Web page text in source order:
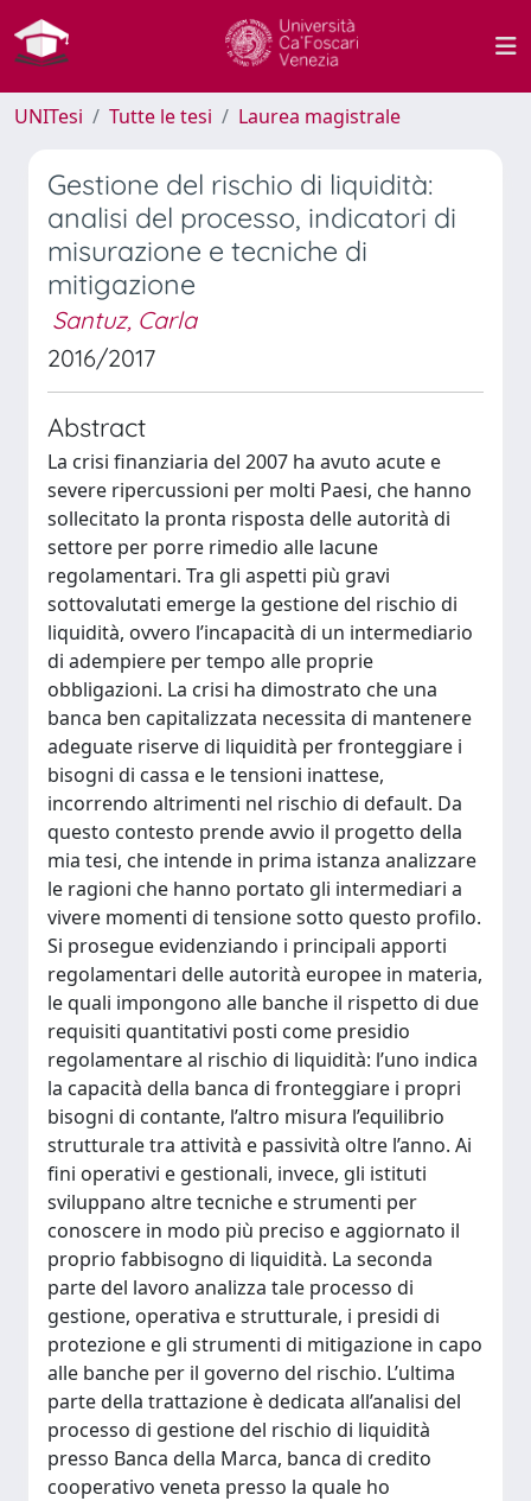
UNITesi Tutte le tesi Laurea magistrale
Gestione del rischio di liquidità:
analisi del processo, indicatori di
misurazione e tecniche di
mitigazione
Santuz, Carla
2016/2017
Abstract
La crisi finanziaria del 2007 ha avuto acute e
severe ripercussioni per molti Paesi, che hanno
sollecitato la pronta risposta delle autorità di
settore per porre rimedio alle lacune
regolamentari. Tra gli aspetti più gravi
sottovalutati emerge la gestione del rischio di
liquidità, ovvero l’incapacità di un intermediario
di adempiere per tempo alle proprie
obbligazioni. La crisi ha dimostrato che una
banca ben capitalizzata necessita di mantenere
adeguate riserve di liquidità per fronteggiare i
bisogni di cassa e le tensioni inattese,
incorrendo altrimenti nel rischio di default. Da
questo contesto prende avvio il progetto della
mia tesi, che intende in prima istanza analizzare
le ragioni che hanno portato gli intermediari a
vivere momenti di tensione sotto questo profilo.
Si prosegue evidenziando i principali apporti
regolamentari delle autorità europee in materia,
le quali impongono alle banche il rispetto di due
requisiti quantitativi posti come presidio
regolamentare al rischio di liquidità: l’uno indica
la capacità della banca di fronteggiare i propri
bisogni di contante, l’altro misura l’equilibrio
strutturale tra attività e passività oltre l’anno. Ai
fini operativi e gestionali, invece, gli istituti
sviluppano altre tecniche e strumenti per
conoscere in modo più preciso e aggiornato il
proprio fabbisogno di liquidità. La seconda
parte del lavoro analizza tale processo di
gestione, operativa e strutturale, i presidi di
protezione e gli strumenti di mitigazione in capo
alle banche per il governo del rischio. L’ultima
parte della trattazione è dedicata all’analisi del
processo di gestione del rischio di liquidità
presso Banca della Marca, banca di credito
cooperativo veneta presso la quale ho